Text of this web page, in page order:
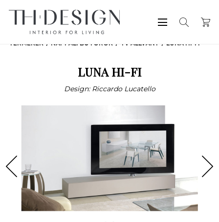
TERMÉKEK NAPPALI BÚTOROK TV ÁLLVÁNY LUNA HI-FI
LUNA HI-FI
Design: Riccardo Lucatello